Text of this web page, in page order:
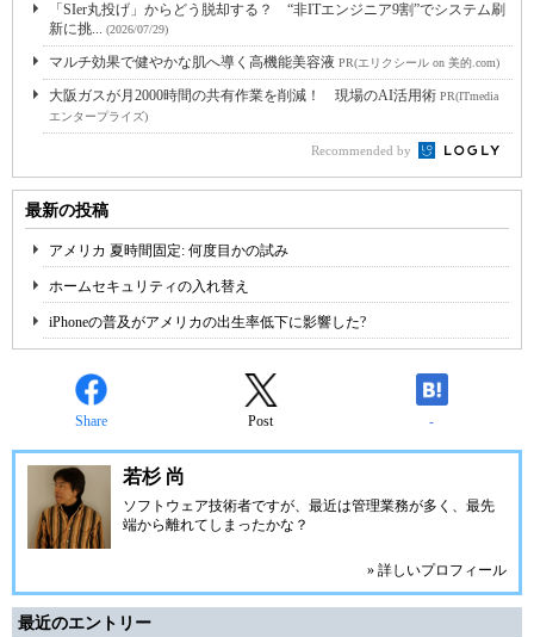
「SIer丸投げ」からどう脱却する？ “非ITエンジニア9割”でシステム刷
新に挑... (2026/07/29)
マルチ効果で健やかな肌へ導く高機能美容液 PR(エリクシール on 美的.com)
大阪ガスが月2000時間の共有作業を削減！ 現場のAI活用術 PR(ITmedia
エンタープライズ)
Recommended by
最新の投稿
アメリカ 夏時間固定: 何度目かの試み
ホームセキュリティの入れ替え
iPhoneの普及がアメリカの出生率低下に影響した?
Share Post -
若杉 尚
ソフトウェア技術者ですが、最近は管理業務が多く、最先
端から離れてしまったかな？
» 詳しいプロフィール
最近のエントリー